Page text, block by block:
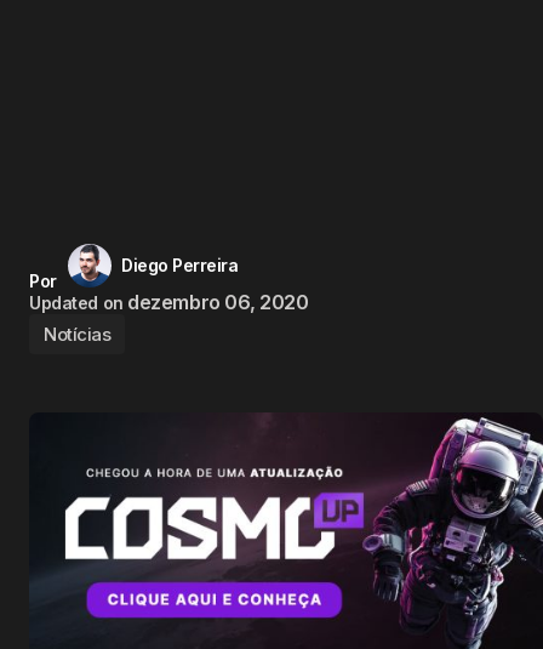
Por
Diego Perreira
Updated on dezembro 06, 2020
Notícias